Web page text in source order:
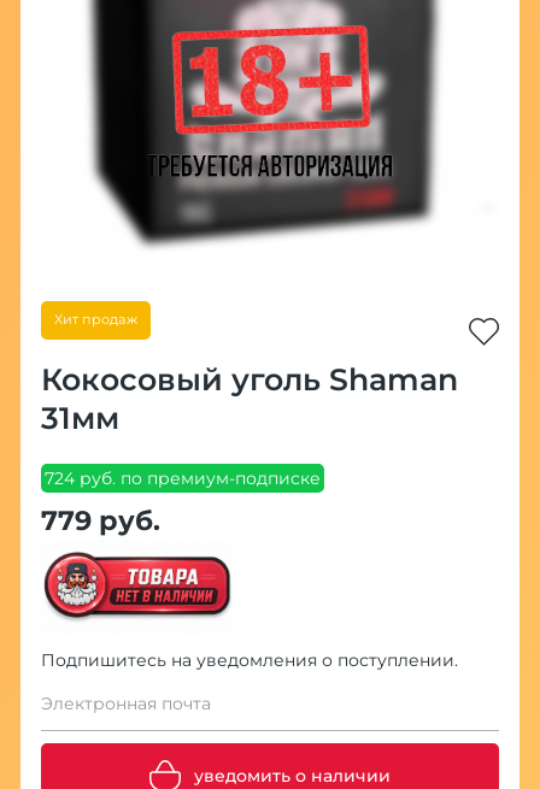
Хит продаж
Кокосовый уголь Shaman
31мм
724 руб. по премиум-подписке
779 руб.
Подпишитесь на уведомления о поступлении.
Электронная почта
уведомить о наличии